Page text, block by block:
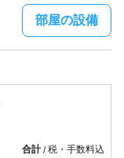
部屋の設備
合計/税・手数料込